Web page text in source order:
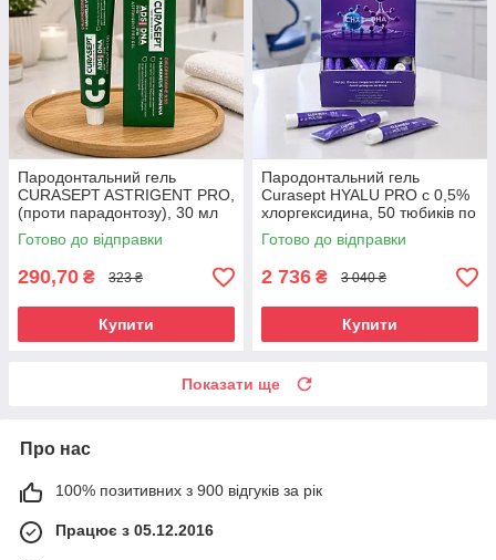
Пародонтальний гель
CURASEPT ASTRIGENT PRO,
(проти парадонтозу), 30 мл
Готово до відправки
290,70 ₴ 323 ₴
Купити
Пародонтальний гель
Curasept HYALU PRO с 0,5%
хлоргексидина, 50 тюбиків по
5 мл
Готово до відправки
2 736 ₴ 3 040 ₴
Купити
Показати ще
Про нас
100% позитивних з 900 відгуків за рік
Працює з 05.12.2016